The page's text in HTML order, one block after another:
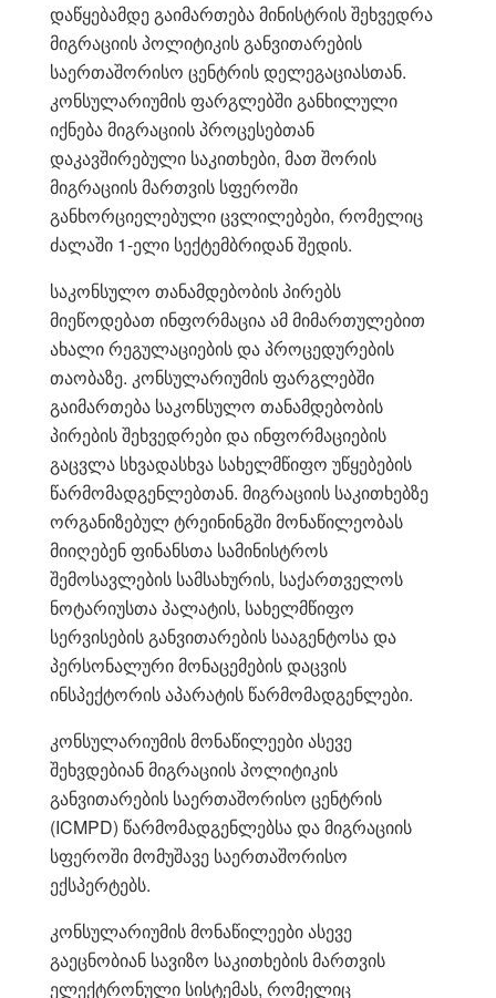
დაწყებამდე გაიმართება მინისტრის შეხვედრა
მიგრაციის პოლიტიკის განვითარების
საერთაშორისო ცენტრის დელეგაციასთან.
კონსულარიუმის ფარგლებში განხილული
იქნება მიგრაციის პროცესებთან
დაკავშირებული საკითხები, მათ შორის
მიგრაციის მართვის სფეროში
განხორციელებული ცვლილებები, რომელიც
ძალაში 1-ელი სექტემბრიდან შედის.
საკონსულო თანამდებობის პირებს
მიეწოდებათ ინფორმაცია ამ მიმართულებით
ახალი რეგულაციების და პროცედურების
თაობაზე. კონსულარიუმის ფარგლებში
გაიმართება საკონსულო თანამდებობის
პირების შეხვედრები და ინფორმაციების
გაცვლა სხვადასხვა სახელმწიფო უწყებების
წარმომადგენლებთან. მიგრაციის საკითხებზე
ორგანიზებულ ტრეინინგში მონაწილეობას
მიიღებენ ფინანსთა სამინისტროს
შემოსავლების სამსახურის, საქართველოს
ნოტარიუსთა პალატის, სახელმწიფო
სერვისების განვითარების სააგენტოსა და
პერსონალური მონაცემების დაცვის
ინსპექტორის აპარატის წარმომადგენლები.
კონსულარიუმის მონაწილეები ასევე
შეხვდებიან მიგრაციის პოლიტიკის
განვითარების საერთაშორისო ცენტრის
(ICMPD) წარმომადგენლებსა და მიგრაციის
სფეროში მომუშავე საერთაშორისო
ექსპერტებს.
კონსულარიუმის მონაწილეები ასევე
გაეცნობიან სავიზო საკითხების მართვის
ელექტრონული სისტემას, რომელიც